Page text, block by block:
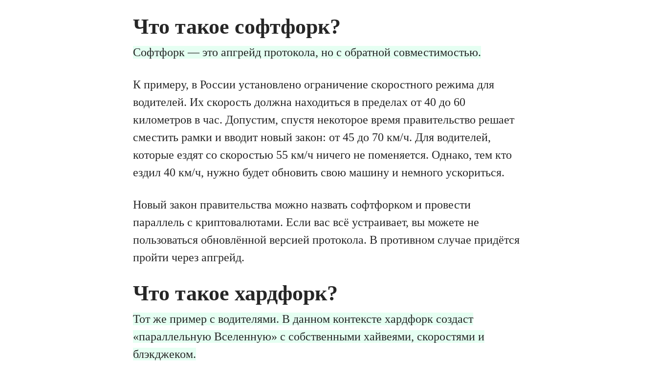
Что такое софтфорк?
Софтфорк — это апгрейд протокола, но с обратной совместимостью.
К примеру, в России установлено ограничение скоростного режима для
водителей. Их скорость должна находиться в пределах от 40 до 60
километров в час. Допустим, спустя некоторое время правительство решает
сместить рамки и вводит новый закон: от 45 до 70 км/ч. Для водителей,
которые ездят со скоростью 55 км/ч ничего не поменяется. Однако, тем кто
ездил 40 км/ч, нужно будет обновить свою машину и немного ускориться.
Новый закон правительства можно назвать софтфорком и провести
параллель с криптовалютами. Если вас всё устраивает, вы можете не
пользоваться обновлённой версией протокола. В противном случае придётся
пройти через апгрейд.
Что такое хардфорк?
Тот же пример с водителями. В данном контексте хардфорк создаст
«параллельную Вселенную» с собственными хайвеями, скоростями и
блэкджеком.